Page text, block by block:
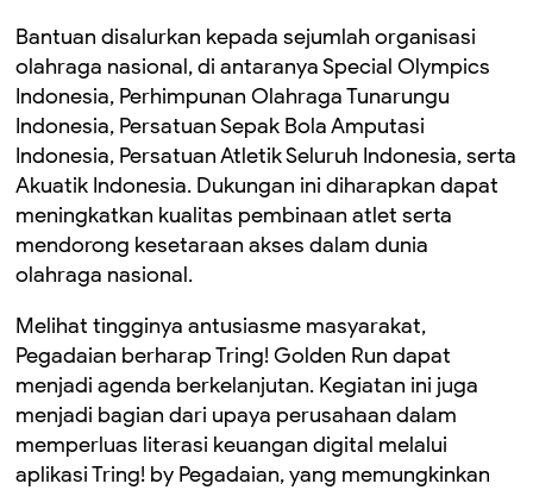
Bantuan disalurkan kepada sejumlah organisasi
olahraga nasional, di antaranya Special Olympics
Indonesia, Perhimpunan Olahraga Tunarungu
Indonesia, Persatuan Sepak Bola Amputasi
Indonesia, Persatuan Atletik Seluruh Indonesia, serta
Akuatik Indonesia. Dukungan ini diharapkan dapat
meningkatkan kualitas pembinaan atlet serta
mendorong kesetaraan akses dalam dunia
olahraga nasional.
Melihat tingginya antusiasme masyarakat,
Pegadaian berharap Tring! Golden Run dapat
menjadi agenda berkelanjutan. Kegiatan ini juga
menjadi bagian dari upaya perusahaan dalam
memperluas literasi keuangan digital melalui
aplikasi Tring! by Pegadaian, yang memungkinkan